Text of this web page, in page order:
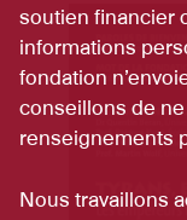
soutien financier
informations
fondation
conseillons de
renseignements
Nous travaillons